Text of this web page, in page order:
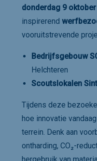
donderdag 9 oktober
inspirerend
vooruitstrevende
Bedrijfsgebouw
Helchteren
Scoutslokalen
Tijdens deze
hoe innovatie
terrein. Denk aan
ontharding, CO₂-